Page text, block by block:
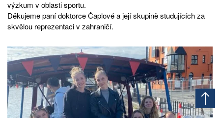
výzkum v oblasti sportu.
Děkujeme paní doktorce Čaplové a její skupině studujících za
skvělou reprezentaci v zahraničí.